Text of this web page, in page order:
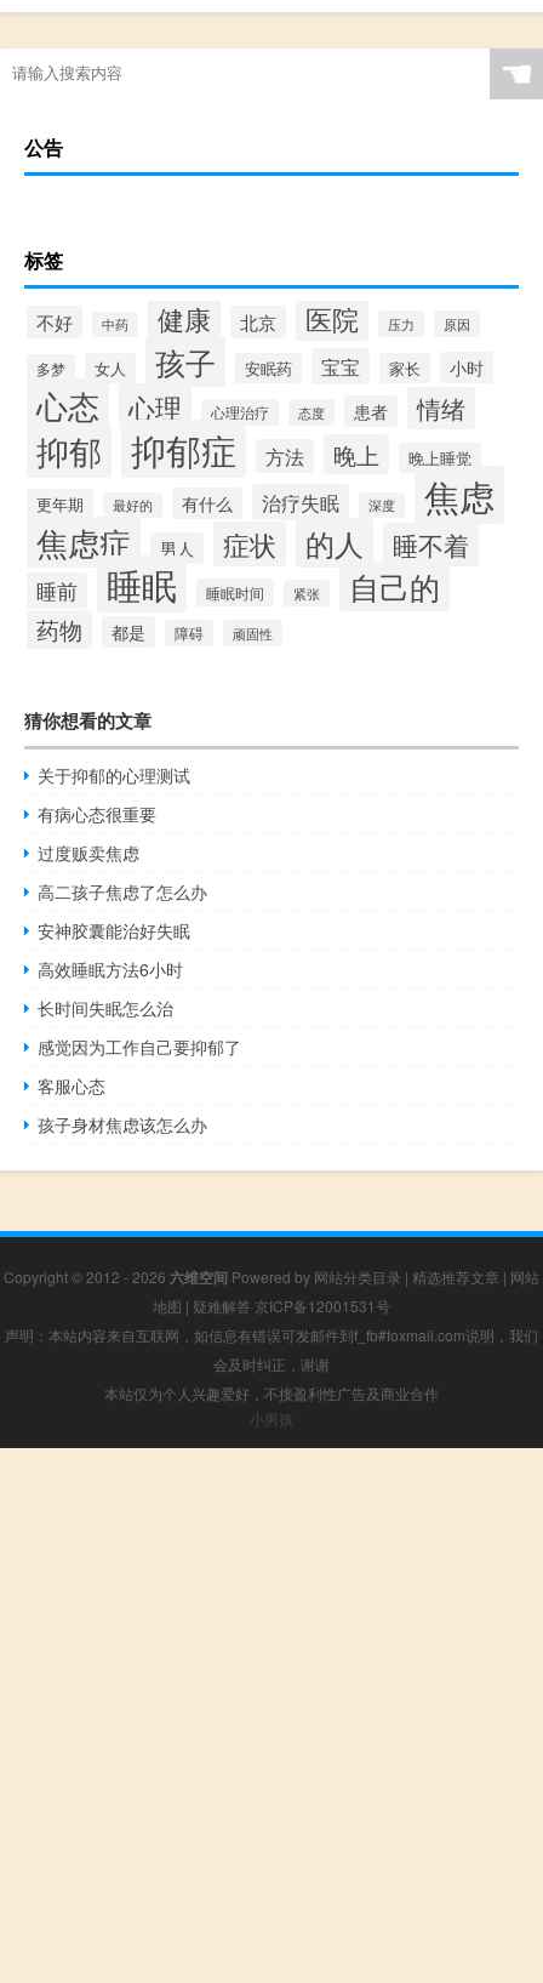
☚
公告
标签
不好 中药 健康 北京 医院 压力 原因
多梦 女人 孩子 安眠药 宝宝 家长 小时
心态 心理 心理治疗 态度 患者 情绪
抑郁 抑郁症 方法 晚上
晚上睡觉
更年期
最好的 有什么 治疗失眠 深度 焦虑
焦虑症 男人 症状 的人 睡不着
睡前 睡眠 睡眠时间 紧张 自己的
药物 都是 障碍 顽固性
猜你想看的文章
关于抑郁的心理测试
有病心态很重要
过度贩卖焦虑
高二孩子焦虑了怎么办
安神胶囊能治好失眠
高效睡眠方法6小时
长时间失眠怎么治
感觉因为工作自己要抑郁了
客服心态
孩子身材焦虑该怎么办
Copyright © 2012 - 2026 六维空间 Powered by 网站分类目录 | 精选推荐文章 | 网站
地图 | 疑难解答 京ICP备12001531号
声明：本站内容来自互联网，如信息有错误可发邮件到f_fb#foxmail.com说明，我们
会及时纠正，谢谢
本站仅为个人兴趣爱好，不接盈利性广告及商业合作
小男孩